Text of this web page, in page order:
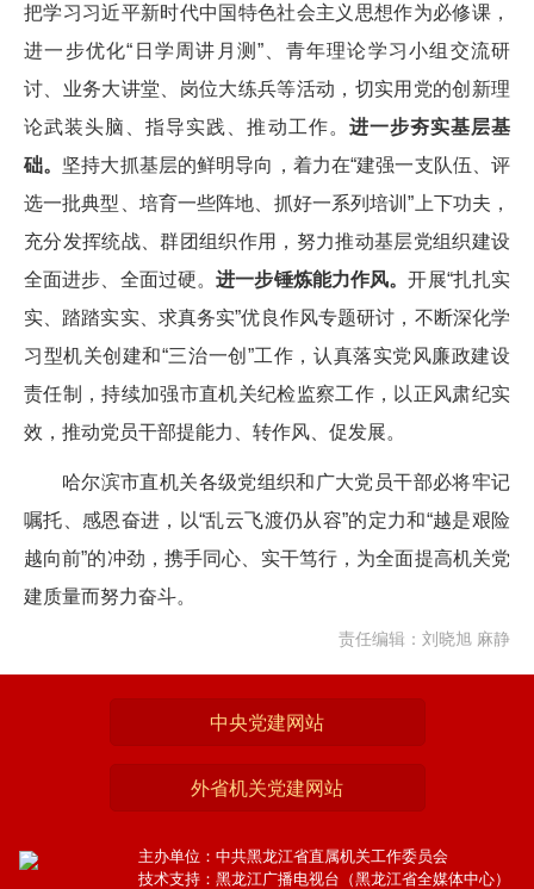
把学习习近平新时代中国特色社会主义思想作为必修课，
进一步优化“日学周讲月测”、青年理论学习小组交流研
讨、业务大讲堂、岗位大练兵等活动，切实用党的创新理
论武装头脑、指导实践、推动工作。 进一步夯实基层基
础。 坚持大抓基层的鲜明导向，着力在“建强一支队伍、评
选一批典型、培育一些阵地、抓好一系列培训”上下功夫，
充分发挥统战、群团组织作用，努力推动基层党组织建设
全面进步、全面过硬。进一步锤炼能力作风。开展“扎扎实
实、踏踏实实、求真务实”优良作风专题研讨，不断深化学
习型机关创建和“三治一创”工作，认真落实党风廉政建设
责任制，持续加强市直机关纪检监察工作，以正风肃纪实
效，推动党员干部提能力、转作风、促发展。
哈尔滨市直机关各级党组织和广大党员干部必将牢记
嘱托、感恩奋进，以“乱云飞渡仍从容”的定力和“越是艰险
越向前”的冲劲，携手同心、实干笃行，为全面提高机关党
建质量而努力奋斗。
责任编辑：刘晓旭 麻静
中央党建网站
外省机关党建网站
主办单位：中共黑龙江省直属机关工作委员会
技术支持：黑龙江广播电视台（黑龙江省全媒体中心）